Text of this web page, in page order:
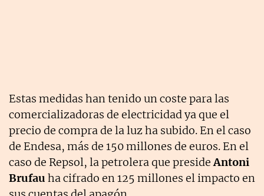
Estas medidas han tenido un coste para las
comercializadoras de electricidad ya que el
precio de compra de la luz ha subido. En el caso
de Endesa, más de 150 millones de euros. En el
caso de Repsol, la petrolera que presideAntoni
Brufau ha cifrado en 125 millones el impacto en